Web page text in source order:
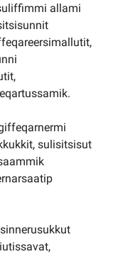
allami
sulisitsisut